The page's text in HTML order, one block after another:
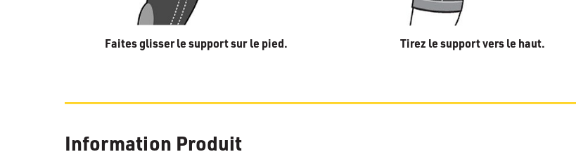
Faites glisser le support sur le pied. Tirez le support vers le haut.
Information Produit